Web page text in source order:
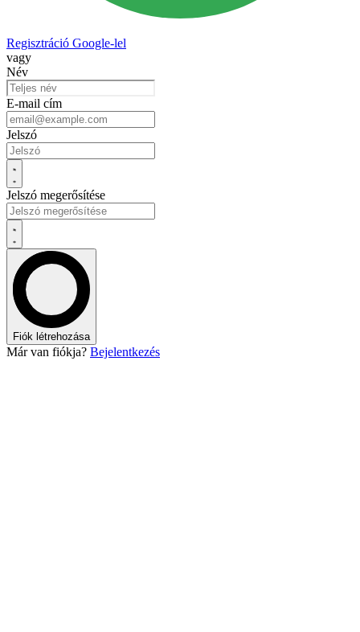
Regisztráció Google-lel
vagy
Név
E-mail cím
Jelszó
Jelszó megerősítése
Fiók létrehozása
Már van fiókja? Bejelentkezés